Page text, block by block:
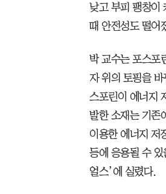
낮고 부피 팽창이
때 안전성도 떨어
박 교수는 포스포
자 위의 토핑을
스포린이 에너지
발한 소재는 기존
이용한 에너지 저
등에 응용될 수
얼스’에 실렸다.